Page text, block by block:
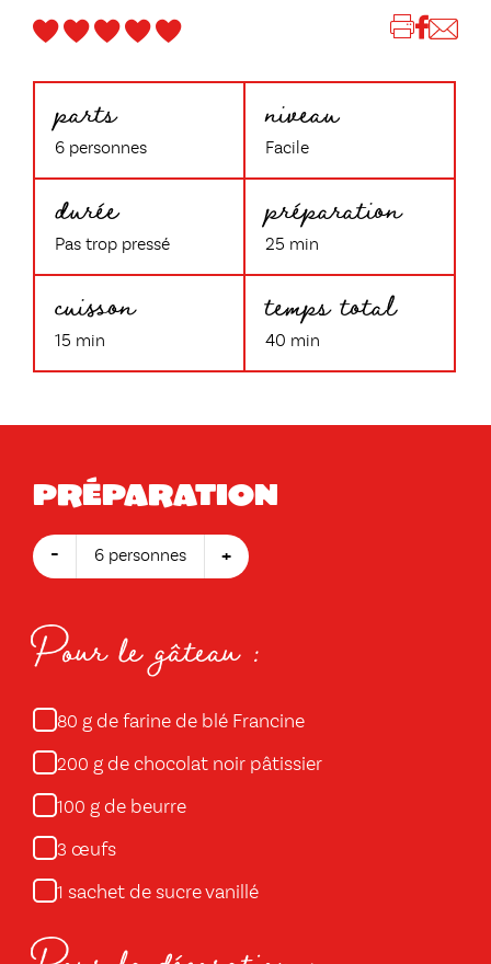
parts
6 personnes
niveau
Facile
durée
Pas trop pressé
préparation
25 min
cuisson
15 min
temps total
40 min
Préparation
- 6 personnes +
Pour le gâteau :
80 g de farine de blé Francine
200 g de chocolat noir pâtissier
100 g de beurre
3 œufs
1 sachet de sucre vanillé